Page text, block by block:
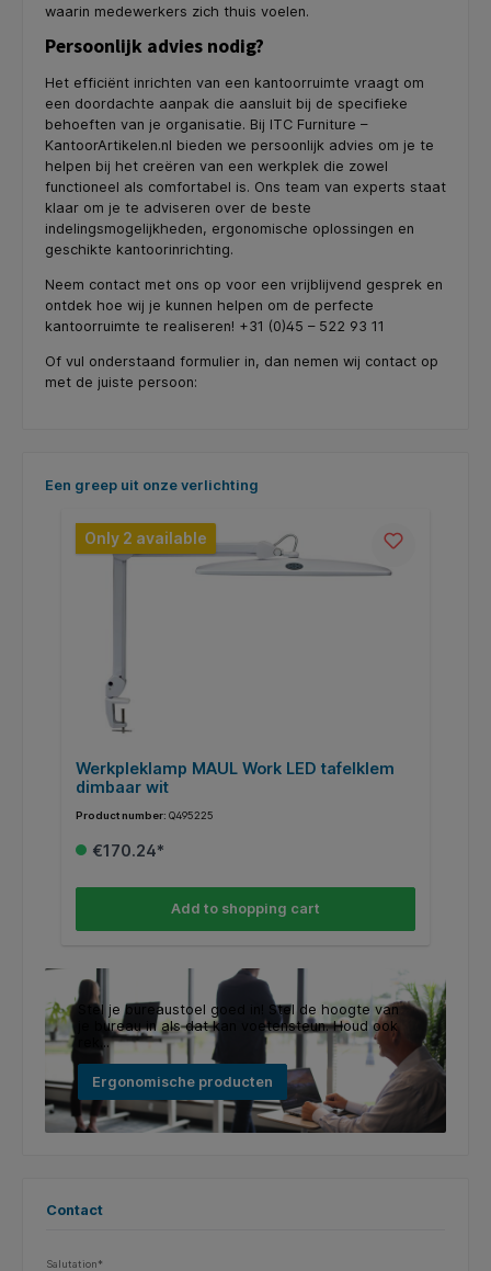
waarin medewerkers zich thuis voelen.
Persoonlijk advies nodig?
Het efficiënt inrichten van een kantoorruimte vraagt om
een doordachte aanpak die aansluit bij de specifieke
behoeften van je organisatie. Bij ITC Furniture –
KantoorArtikelen.nl bieden we persoonlijk advies om je te
helpen bij het creëren van een werkplek die zowel
functioneel als comfortabel is. Ons team van experts staat
klaar om je te adviseren over de beste
indelingsmogelijkheden, ergonomische oplossingen en
geschikte kantoorinrichting.
Neem contact met ons op voor een vrijblijvend gesprek en
ontdek hoe wij je kunnen helpen om de perfecte
kantoorruimte te realiseren! +31 (0)45 – 522 93 11
Of vul onderstaand formulier in, dan nemen wij contact op
met de juiste persoon:
Skip product gallery
Een greep uit onze verlichting
Only 2 available
Werkpleklamp MAUL Work LED tafelklem
dimbaar wit
Product number: Q495225
€170.24*
Add to shopping cart
Stel je bureaustoel goed in! Stel de hoogte van
je bureau in als dat kan voetensteun. Houd ook
rek...
Ergonomische producten
Contact
Salutation*